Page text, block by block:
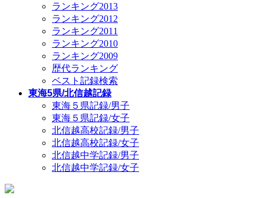
ランキング2013
ランキング2012
ランキング2011
ランキング2010
ランキング2009
歴代ランキング
ベスト記録検索
東海5県/北信越記録
東海５県記録/男子
東海５県記録/女子
北信越高校記録/男子
北信越高校記録/女子
北信越中学記録/男子
北信越中学記録/女子